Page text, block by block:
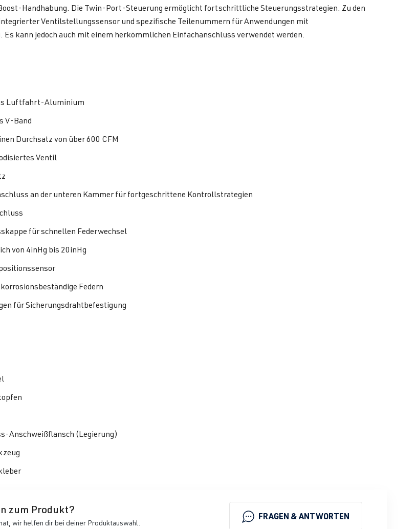
Handhabung. Die Twin-Port-Steuerung ermöglicht fortschrittliche Steuerungsstrategien. Zu den
Ventilstellungssensor und spezifische Teilenummern für Anwendungen mit
Es kann jedoch auch mit einem herkömmlichen Einfachanschluss verwendet werden.
Luftfahrt-Aluminium
V-Band
Durchsatz von über 600 CFM
Ventil
an der unteren Kammer für fortgeschrittene Kontrollstrategien
für schnellen Federwechsel
von 4inHg bis 20inHg
Federn
für Sicherungsdrahtbefestigung
Anschweißflansch (Legierung)
zum Produkt?
wir helfen dir bei deiner Produktauswahl.
FRAGEN & ANTWORTEN